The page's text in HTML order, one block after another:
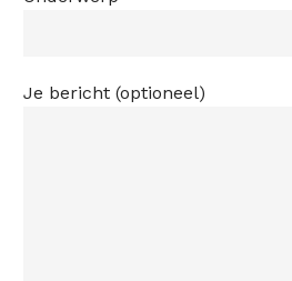
Je bericht (optioneel)